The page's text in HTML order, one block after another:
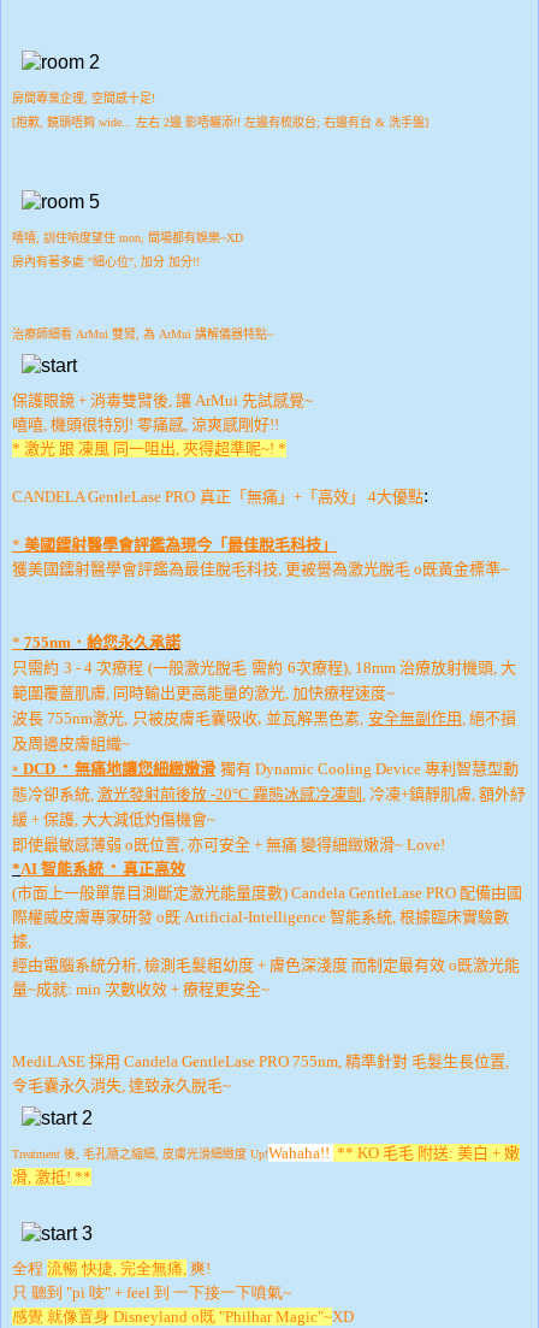
房間專業企理, 空間感十足!
[抱歉, 鏡頭唔夠 wide... 左右 2邊 影唔曬添!! 左邊有梳妝台; 右邊有台 & 洗手盤]
嘻嘻, 訓住响度望住 mon, 間場都有娛樂~XD
房內有著多處 "細心位", 加分 加分!!
治療師細看 ArMui 雙臂, 為 ArMui 講解儀器特點~
保護眼鏡 + 消毒雙臂後, 讓 ArMui 先試感覺~
嘻嘻, 機頭很特別! 零痛感, 涼爽感剛好!!
* 激光 跟 凍風 同一咀出, 夾得超準呢~! *
CANDELA GentleLase PRO 真正「無痛 」+ 「高效」 4大優點:
* 美國鐳射醫學會評鑑為現今「最佳脫毛科技」
獲美國鐳射醫學會評鑑為最佳脫毛科技, 更被譽為激光脫毛 o既黃金標準~
* 755nm ． 給您永久承諾
只需約 3 - 4 次療程 (一般激光脫毛 需約 6次療程) 18mm 治療放射機頭, 大
範圍覆蓋肌膚, 同時輸出更高能量的激光, 加快療程速度~
波長 755nm激光, 只被皮膚毛囊吸收, 並瓦解黑色素, 安全無副作用 , 絕不損
及周邊皮膚組織~
* DCD ． 無痛地讓您細緻嫩滑 獨有 Dynamic Cooling Device 專利智慧型動
態冷卻系統, 激光發射前後放 -20°C 霧態冰感冷凍劑 , 冷凍+鎮靜肌膚, 額外紓
緩 + 保護, 大大減低灼傷機會~
即使最敏感薄弱 o既位置, 亦可安全 + 無痛 變得細緻嫩滑~ Love!
*AI 智能系統 ． 真正高效
(市面上一般單靠目測斷定激光能量度數) Candela GentleLase PRO 配備由國
際權威皮膚專家研發 o既 Artificial-Intelligence 智能系統, 根據臨床實驗數
據,
經由電腦系統分析, 檢測毛髮粗幼度 + 膚色深淺度 而制定最有效 o既激光能
量~成就: min 次數收效 + 療程更安全~
MediLASE 採用 Candela GentleLase PRO 755nm 精準針對 毛髮生長位置,
令毛囊永久消失, 達致永久脫毛~
Treatment 後, 毛孔隨之縮細, 皮膚光滑細緻度 Up!Wahaha!! ** KO 毛毛 附送: 美白 + 嫩
滑, 激抵! **
全程 流暢 快捷, 完全無痛, 爽!
只 聽到 "pi 吱" + feel 到 一下接一下噴氣~
感覺 就像置身 Disneyland o既 "Philhar Magic"~XD